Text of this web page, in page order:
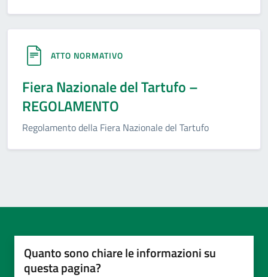
ATTO NORMATIVO
Fiera Nazionale del Tartufo –
REGOLAMENTO
Regolamento della Fiera Nazionale del Tartufo
Quanto sono chiare le informazioni su
questa pagina?